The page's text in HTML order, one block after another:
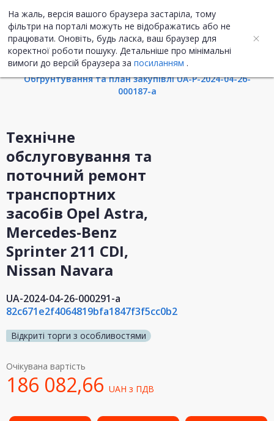
На жаль, версія вашого браузера застаріла, тому
фільтри на порталі можуть не відображатись або не
працювати. Оновіть, будь ласка, ваш браузер для
коректної роботи пошуку. Детальніше про мінімальні
вимоги до версій браузера за посиланням .
UA ENG
Інформація про закупівлю
Обгрунтування та план закупівлі UA-P-2024-04-26-
000187-a
Технічне
обслуговування та
поточний ремонт
транспортних
засобів Opel Astra,
Mercedes-Benz
Sprinter 211 CDI,
Nissan Navara
UA-2024-04-26-000291-a
82c671e2f4064819bfa1847f3f5cc0b2
Відкриті торги з особливостями
Очікувана вартість
186 082,66 UAH з ПДВ